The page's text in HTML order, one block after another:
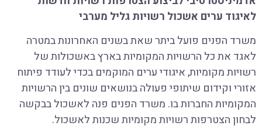
לאיגוד ערים אשכול רשויות גליל מערבי
משרד הפנים פועל ביתר שאת בשנים האחרונות במטרה
לאגד את כל הרשויות המקומיות בארץ באשכולות של
רשויות מקומיות, איגודי ערים המוקמים בכדי לעודד פיתוח
אזורי וקידום שיתופי פעולה בנושאים שונים בין הרשויות
המקומיות החברות בו. משרד הפנים פנה לאשכול בבקשה
לבחון הצטרפות רשויות מקומיות שכנות לאשכול.